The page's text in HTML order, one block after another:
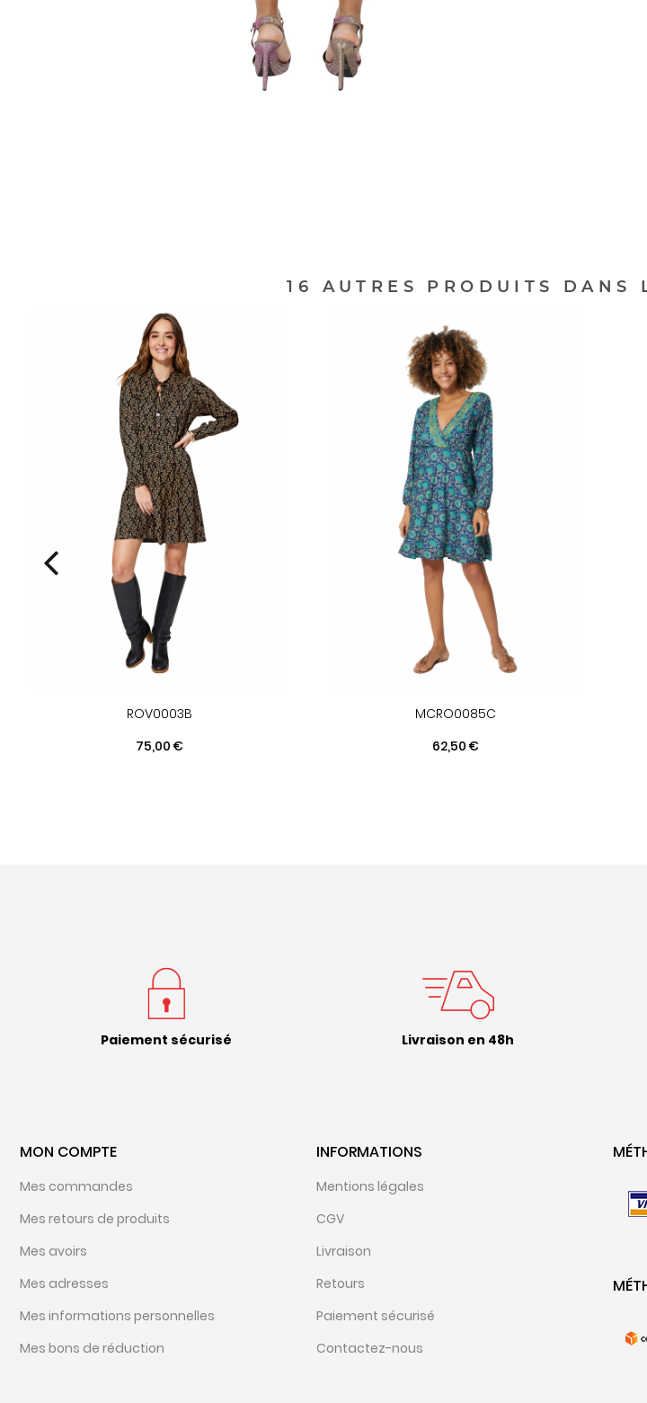
16 AUTRES PRODUITS DANS
ROV0003B
Prix
75,00 €
MCRO0085C
Prix
62,50 €
Paiement sécurisé Livraison en 48h
MON COMPTE
Mes commandes
Mes retours de produits
Mes avoirs
Mes adresses
Mes informations personnelles
Mes bons de réduction
INFORMATIONS
Mentions légales
CGV
Livraison
Retours
Paiement sécurisé
Contactez-nous